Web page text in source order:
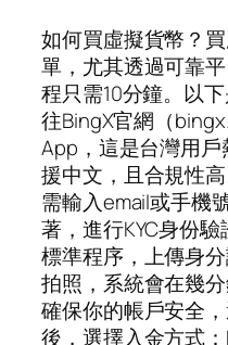
如何買虛擬貨幣？
單，尤其透過可靠
程只需10分鐘。以
往BingX官網（
App，這是台灣用
援中文，且合規性
需輸入email或手機
著，進行KYC身份
標準程序，上傳身
拍照，系統會在幾
確保你的帳戶安全
後，選擇入金方式：